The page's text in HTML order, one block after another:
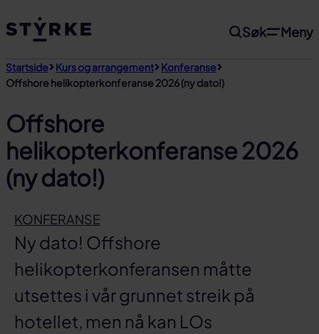
til
Søk Meny
Startside Kurs og arrangement
Konferanse
Offshore helikopterkonferanse 2026 (ny dato!)
Offshore
helikopterkonferanse 2026
(ny dato!)
KONFERANSE
Ny dato! Offshore
helikopterkonferansen måtte
utsettes i vår grunnet streik på
hotellet, men nå kan LOs